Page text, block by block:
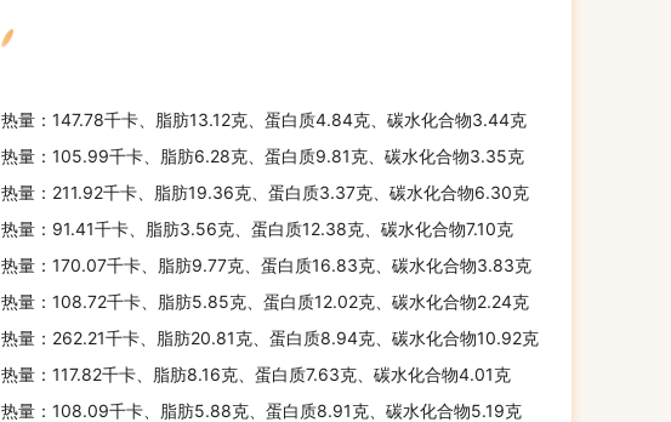
热量：147.78千卡、脂肪13.12克、蛋白质4.84克、碳水化合物3.44克
热量：105.99千卡、脂肪6.28克、蛋白质9.81克、碳水化合物3.35克
热量：211.92千卡、脂肪19.36克、蛋白质3.37克、碳水化合物6.30克
热量：91.41千卡、脂肪3.56克、蛋白质12.38克、碳水化合物7.10克
热量：170.07千卡、脂肪9.77克、蛋白质16.83克、碳水化合物3.83克
热量：108.72千卡、脂肪5.85克、蛋白质12.02克、碳水化合物2.24克
热量：262.21千卡、脂肪20.81克、蛋白质8.94克、碳水化合物10.92克
热量：117.82千卡、脂肪8.16克、蛋白质7.63克、碳水化合物4.01克
热量：108.09千卡、脂肪5.88克、蛋白质8.91克、碳水化合物5.19克